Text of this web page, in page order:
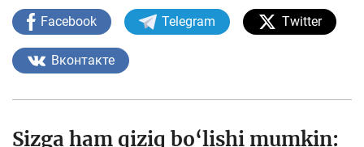
Facebook Telegram Twitter
Вконтакте
Sizga ham qiziq bo‘lishi mumkin: